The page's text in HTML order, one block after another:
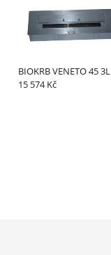
BIOKRB VENETO 45 3L
15 574 Kč